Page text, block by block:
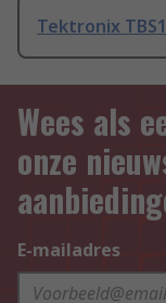
Tektronix
Wees als
onze
E-mailadres